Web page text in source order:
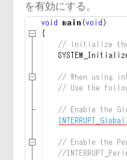
を有効にする。